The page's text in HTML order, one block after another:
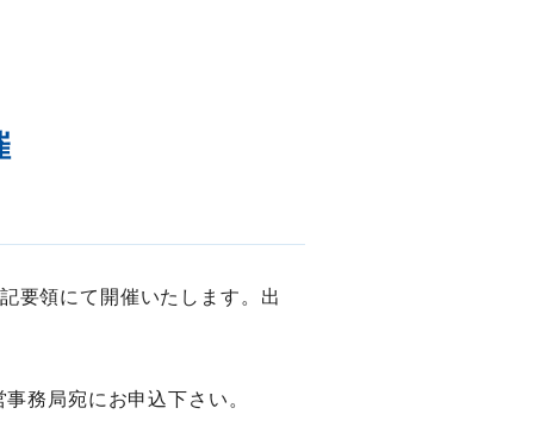
要領にて開催いたします。出
務局宛にお申込下さい。